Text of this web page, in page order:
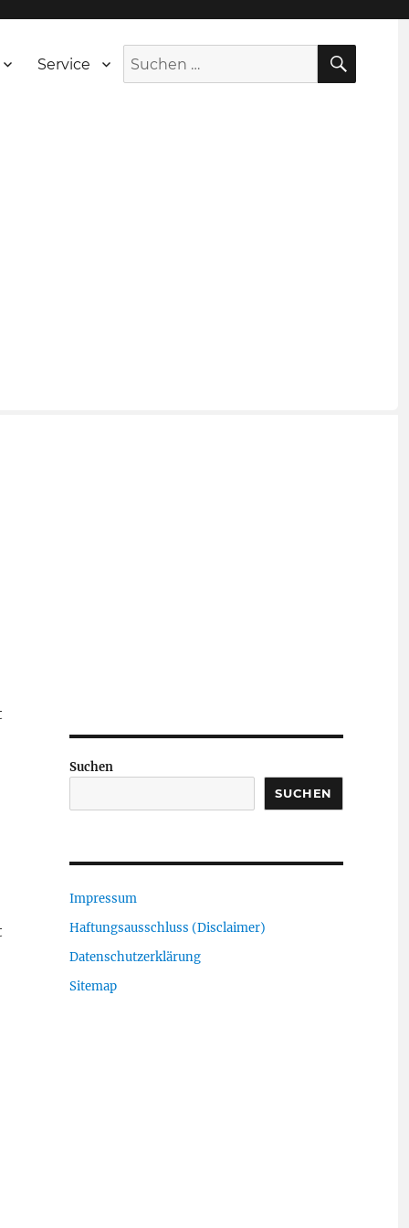
Service
Suche
nach:
Suchen
SUCHEN
Impressum
Haftungsausschluss (Disclaimer)
Datenschutzerklärung
Sitemap